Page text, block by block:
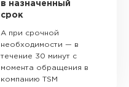
в назначенный
срок
А при срочной
необходимости — в
течение 30 минут с
момента обращения в
компанию TSM